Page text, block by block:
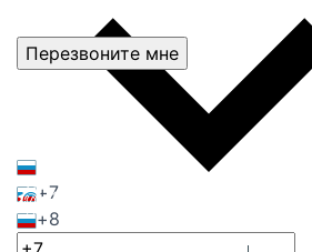
+7
+8
Перезвоните мне